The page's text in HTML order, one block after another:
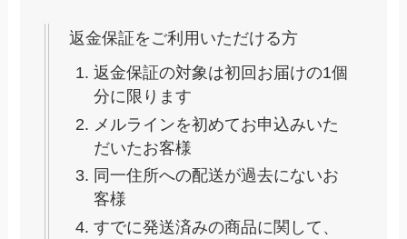
返金保証をご利用いただける方
返金保証の対象は初回お届けの1個
分に限ります
メルラインを初めてお申込みいた
だいたお客様
同一住所への配送が過去にないお
客様
すでに発送済みの商品に関して、